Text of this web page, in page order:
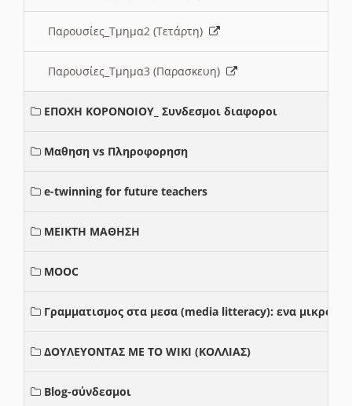
Παρουσίες_Τμημα2 (Τετάρτη)
Παρουσίες_Τμημα3 (Παρασκευη)
ΕΠΟΧΗ ΚΟΡΟΝΟΙΟΥ_ Συνδεσμοι διαφοροι
Μαθηση vs Πληροφορηση
e-twinning for future teachers
ΜΕΙΚΤΗ ΜΑΘΗΣΗ
MOOC
Γραμματισμος στα μεσα (media litteracy): ενα μικρο
ΔΟΥΛΕΥΟΝΤΑΣ ΜΕ ΤΟ WIKI (ΚΟΛΛΙΑΣ)
Blog-σύνδεσμοι